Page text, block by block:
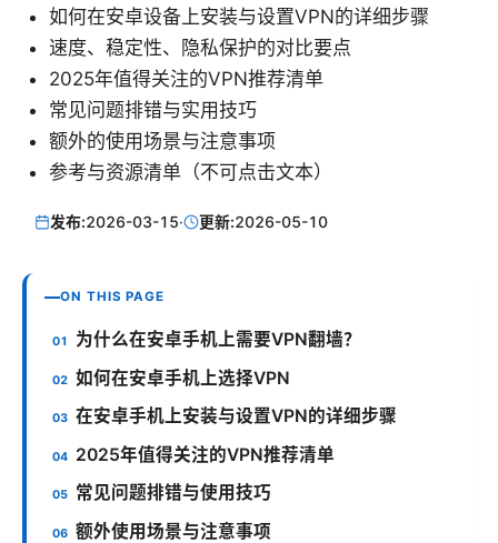
如何在安卓设备上安装与设置VPN的详细步骤
速度、稳定性、隐私保护的对比要点
2025年值得关注的VPN推荐清单
常见问题排错与实用技巧
额外的使用场景与注意事项
参考与资源清单（不可点击文本）
发布:2026-03-15· 更新:2026-05-10
ON THIS PAGE
为什么在安卓手机上需要VPN翻墙？
如何在安卓手机上选择VPN
在安卓手机上安装与设置VPN的详细步骤
2025年值得关注的VPN推荐清单
常见问题排错与使用技巧
额外使用场景与注意事项